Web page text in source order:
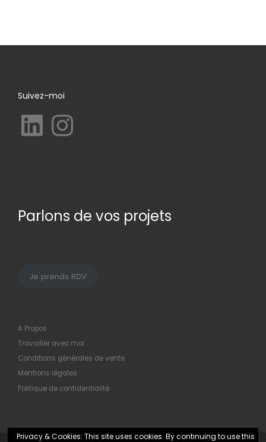
Suivez-moi
LinkedIn Instagram
Parlons de vos projets
Je prends RDV
A Propos
Travailler avec moi
Conditions générales de vente
Mentions légales
Politique de confidentialité
Privacy & Cookies: This site uses cookies. By continuing to use this